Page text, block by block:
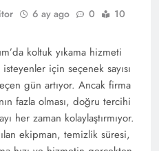
6 ay ago 0
10
koltuk yıkama hizmeti
için seçenek sayısı
gün artıyor. Ancak firma
fazla olması, doğru tercihi
her zaman kolaylaştırmıyor.
ekipman, temizlik süresi,